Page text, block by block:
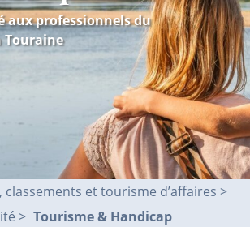
aux professionnels du
Touraine
classements et tourisme d’affaires
Tourisme & Handicap